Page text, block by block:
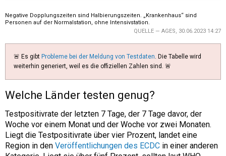
Negative Dopplungszeiten sind Halbierungszeiten. „Krankenhaus“ sind
Personen auf der Normalstation, ohne Intensivstation.
QUELLE — AGES, 30.06.2023 14:27
🚨 Es gibt Probleme bei der Meldung von Testdaten. Die Tabelle wird
weiterhin generiert, weil es die offiziellen Zahlen sind. 🚨
Welche Länder testen genug?
Testpositivrate der letzten 7 Tage, der 7 Tage davor, der
Woche vor einem Monat und der Woche vor zwei Monaten.
Liegt die Testpositivrate über vier Prozent, landet eine
Region in den Veröffentlichungen des ECDC in einer anderen